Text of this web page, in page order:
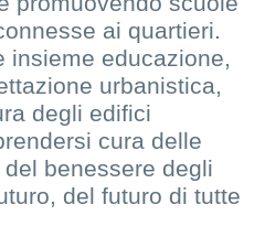
ai quartieri.
insieme educazione,
urbanistica,
degli edifici
cura delle
benessere degli
del futuro di tutte